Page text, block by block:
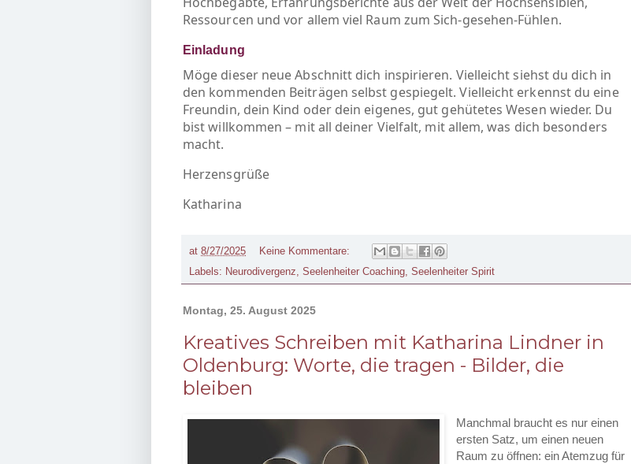
Ressourcen und vor allem viel Raum zum Sich-gesehen-Fühlen.
Einladung
Möge dieser neue Abschnitt dich inspirieren. Vielleicht siehst du dich in
den kommenden Beiträgen selbst gespiegelt. Vielleicht erkennst du eine
Freundin, dein Kind oder dein eigenes, gut gehütetes Wesen wieder. Du
bist willkommen – mit all deiner Vielfalt, mit allem, was dich besonders
macht.
Herzensgrüße
Katharina
at 8/27/2025
Keine Kommentare:
Labels: Neurodivergenz, Seelenheiter Coaching, Seelenheiter Spirit
Montag, 25. August 2025
Kreatives Schreiben mit Katharina Lindner in
Oldenburg: Worte, die tragen - Bilder, die
bleiben
Manchmal braucht es nur einen
ersten Satz, um einen neuen
Raum zu öffnen: ein Atemzug für